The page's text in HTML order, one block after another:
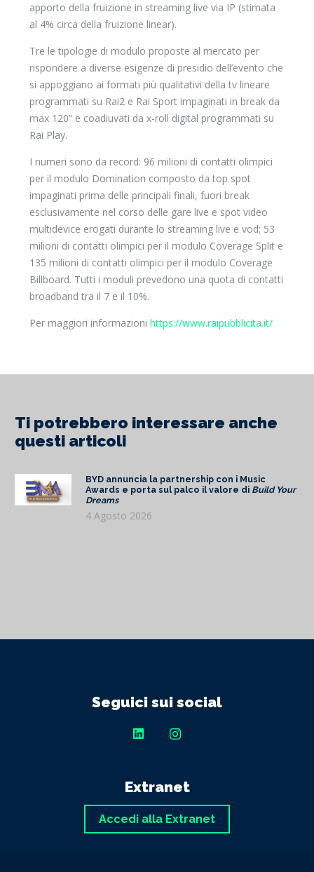
apporto della fruizione in streaming live via IP (stimata
al 4% circa della fruizione linear).
Tre le tipologie di modulo proposte al mercato per
rispondere a diverse esigenze di presidio dell’evento che
si appoggiano ai formati più qualitativi della tv lineare
programmati su Rai2 e Rai Sport impaginati in break da
max 120” e coadiuvati da x-roll digital programmati su
Rai Play.
I numeri sono da record: 96 milioni di contatti olimpici
per il modulo Domination composto da top spot
impaginati prima delle principali finali, fuori break
esclusivamente nel corso delle gare live e spot video
multidevice erogati durante lo streaming live e vod; 53
milioni di contatti olimpici per il modulo Coverage Split e
135 milioni di contatti olimpici per il modulo Coverage
Billboard. Tutti i moduli prevedono una quota di contatti
broadband tra il 7 e il 10%.
Per maggiori informazioni https://www.raipubblicita.it/
Ti potrebbero interessare anche
questi articoli
BYD annuncia la partnership con i Music
Awards e porta sul palco il valore di Build Your
Dreams
4 Agosto 2026
Seguici sui social
Extranet
Accedi alla Extranet